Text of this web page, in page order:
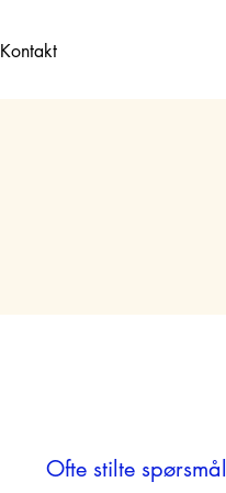
Kontakt
Ofte stilte spørsmål